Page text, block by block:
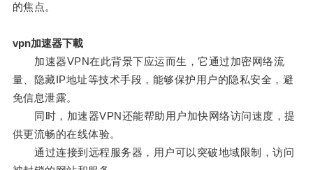
的焦点。
vpn加速器下載
加速器VPN在此背景下应运而生，它通过加密网络流
量、隐藏IP地址等技术手段，能够保护用户的隐私安全，避
免信息泄露。
同时，加速器VPN还能帮助用户加快网络访问速度，提
供更流畅的在线体验。
通过连接到远程服务器，用户可以突破地域限制，访问